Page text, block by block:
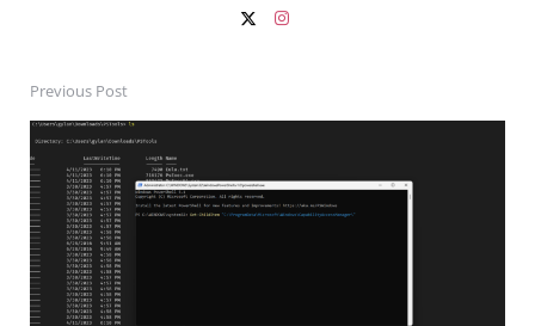
Post
navigation
Previous Post